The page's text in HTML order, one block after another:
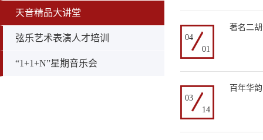
天音精品大讲堂
弦乐艺术表演人才培训
“1+1+N”星期音乐会
04
01
著名二
03
14
百年华